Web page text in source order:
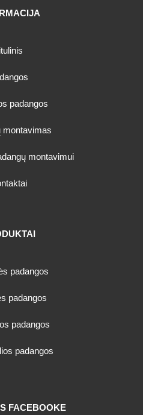
padangos
montavimas
montavimui
padangos
padangos
padangos
padangos
FACEBOOKE